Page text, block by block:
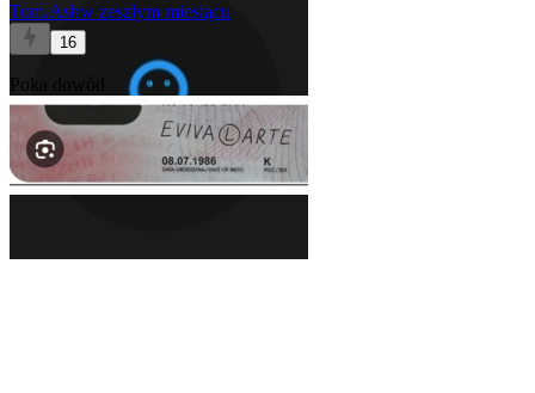
Tom.Ashw zeszłym miesiącu
16
Poka dowód